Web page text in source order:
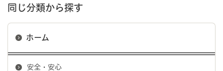
同じ分類から探す
ホーム
安全・安心